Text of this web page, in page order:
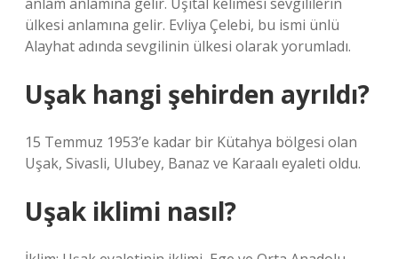
ülkesi anlamına gelir. Evliya Çelebi, bu ismi ünlü
Alayhat adında sevgilinin ülkesi olarak yorumladı.
Uşak hangi şehirden ayrıldı?
15 Temmuz 1953’e kadar bir Kütahya bölgesi olan
Uşak, Sivasli, Ulubey, Banaz ve Karaalı eyaleti oldu.
Uşak iklimi nasıl?